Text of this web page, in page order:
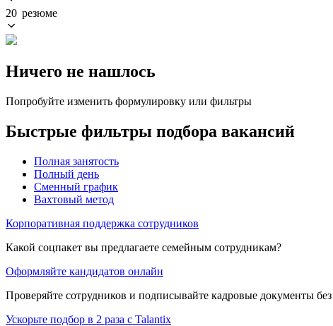
20 резюме
Ничего не нашлось
Попробуйте изменить формулировку или фильтры
Быстрые фильтры подбора вакансий
Полная занятость
Полный день
Сменный график
Вахтовый метод
Корпоративная поддержка сотрудников
Какой соцпакет вы предлагаете семейным сотрудникам?
Оформляйте кандидатов онлайн
Проверяйте сотрудников и подписывайте кадровые документы
Ускорьте подбор в 2 раза с Talantix